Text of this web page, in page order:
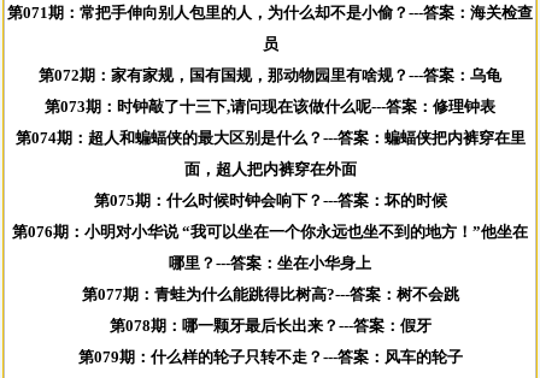
第071期：常把手伸向别人包里的人，为什么却不是小偷？---答案：海关检查
员
第072期：家有家规，国有国规，那动物园里有啥规？---答案：乌龟
第073期：时钟敲了十三下,请问现在该做什么呢---答案：修理钟表
第074期：超人和蝙蝠侠的最大区别是什么？---答案：蝙蝠侠把内裤穿在里
面，超人把内裤穿在外面
第075期：什么时候时钟会响下？---答案：坏的时候
第076期：小明对小华说 “我可以坐在一个你永远也坐不到的地方！”他坐在
哪里？---答案：坐在小华身上
第077期：青蛙为什么能跳得比树高?---答案：树不会跳
第078期：哪一颗牙最后长出来？---答案：假牙
第079期：什么样的轮子只转不走？---答案：风车的轮子